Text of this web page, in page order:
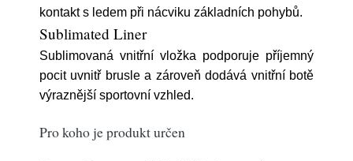
kontakt s ledem při nácviku základních pohybů.
Sublimated Liner
Sublimovaná vnitřní vložka podporuje příjemný
pocit uvnitř brusle a zároveň dodává vnitřní botě
výraznější sportovní vzhled.
Pro koho je produkt určen